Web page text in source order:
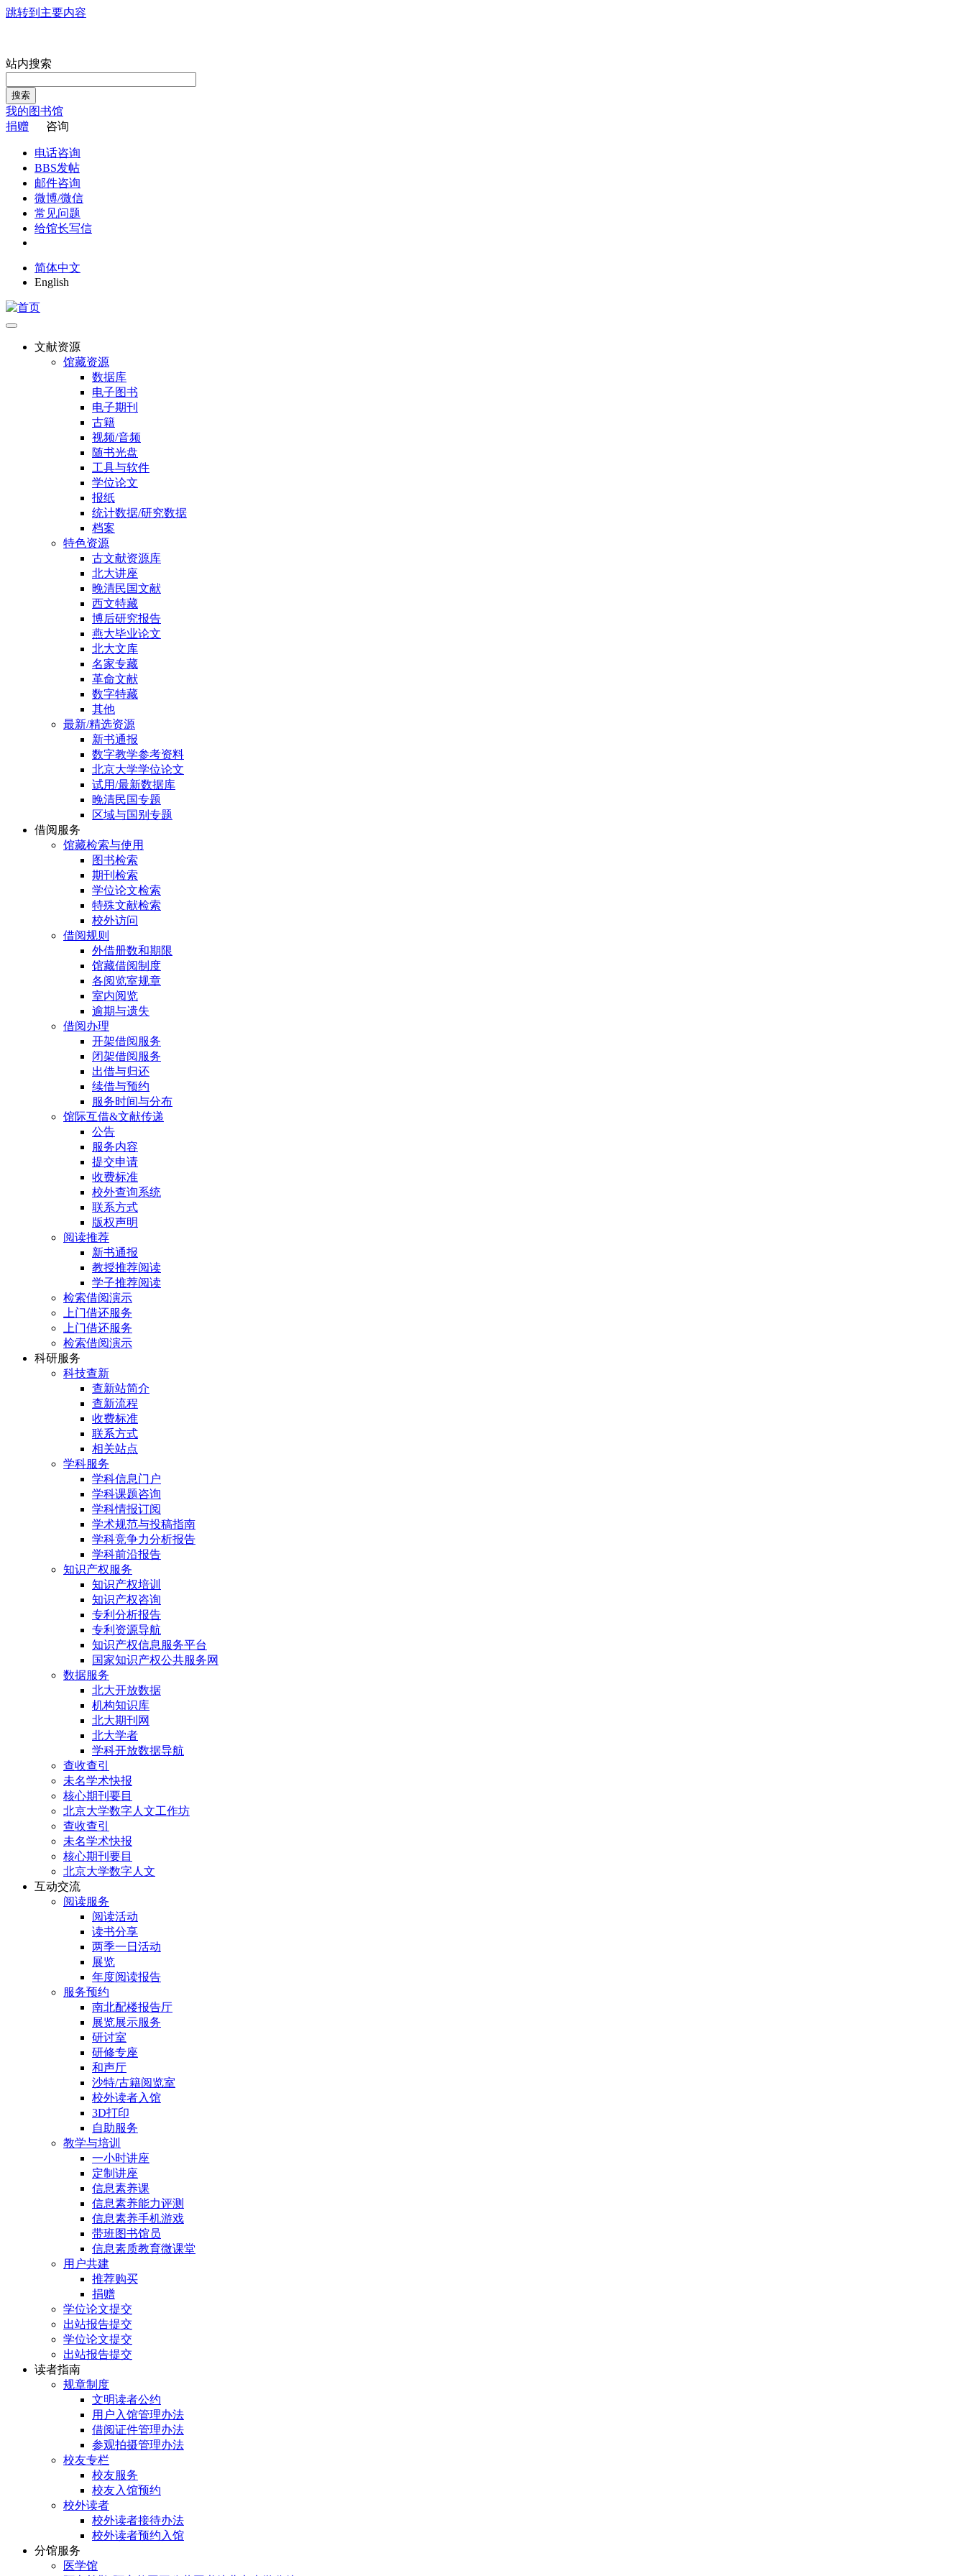
跳转到主要内容
站内搜索
搜索
我的图书馆
捐赠
咨询
电话咨询
BBS发帖
邮件咨询
微博/微信
常见问题
给馆长写信
简体中文
English
文献资源
馆藏资源
数据库
电子图书
电子期刊
古籍
视频/音频
随书光盘
工具与软件
学位论文
报纸
统计数据/研究数据
档案
特色资源
古文献资源库
北大讲座
晚清民国文献
西文特藏
博后研究报告
燕大毕业论文
北大文库
名家专藏
革命文献
数字特藏
其他
最新/精选资源
新书通报
数字教学参考资料
北京大学学位论文
试用/最新数据库
晚清民国专题
区域与国别专题
借阅服务
馆藏检索与使用
图书检索
期刊检索
学位论文检索
特殊文献检索
校外访问
借阅规则
外借册数和期限
馆藏借阅制度
各阅览室规章
室内阅览
逾期与遗失
借阅办理
开架借阅服务
闭架借阅服务
出借与归还
续借与预约
服务时间与分布
馆际互借&文献传递
公告
服务内容
提交申请
收费标准
校外查询系统
联系方式
版权声明
阅读推荐
新书通报
教授推荐阅读
学子推荐阅读
检索借阅演示
上门借还服务
上门借还服务
检索借阅演示
科研服务
科技查新
查新站简介
查新流程
收费标准
联系方式
相关站点
学科服务
学科信息门户
学科课题咨询
学科情报订阅
学术规范与投稿指南
学科竞争力分析报告
学科前沿报告
知识产权服务
知识产权培训
知识产权咨询
专利分析报告
专利资源导航
知识产权信息服务平台
国家知识产权公共服务网
数据服务
北大开放数据
机构知识库
北大期刊网
北大学者
学科开放数据导航
查收查引
未名学术快报
核心期刊要目
北京大学数字人文工作坊
查收查引
未名学术快报
核心期刊要目
北京大学数字人文
互动交流
阅读服务
阅读活动
读书分享
两季一日活动
展览
年度阅读报告
服务预约
南北配楼报告厅
展览展示服务
研讨室
研修专座
和声厅
沙特/古籍阅览室
校外读者入馆
3D打印
自助服务
教学与培训
一小时讲座
定制讲座
信息素养课
信息素养能力评测
信息素养手机游戏
带班图书馆员
信息素质教育微课堂
用户共建
推荐购买
捐赠
学位论文提交
出站报告提交
学位论文提交
出站报告提交
读者指南
规章制度
文明读者公约
用户入馆管理办法
借阅证件管理办法
参观拍摄管理办法
校友专栏
校友服务
校友入馆预约
校外读者
校外读者接待办法
校外读者预约入馆
分馆服务
医学馆